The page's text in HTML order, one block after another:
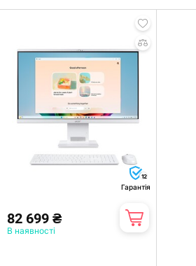
12
Гарантія
82 699 ₴
В наявності